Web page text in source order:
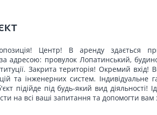
Центр! В аренду здається
адресою: провулок Лопатинський,
Закрита територія! Окремий вхід!
та інженерних систем.
підійде під будь-який вид
на всі ваші запитання та допомогти